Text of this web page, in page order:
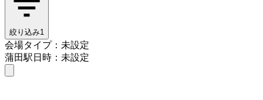
絞り込み1
会場タイプ：未設定
蒲田駅日時：未設定